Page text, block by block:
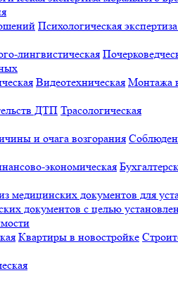
Психологическая
лингвистическая
Видеотехническая Монтажа
ДТП Трасологическая
и очага возгорания
экономическая
медицинских документов для
документов с целью
Квартиры в новостройке